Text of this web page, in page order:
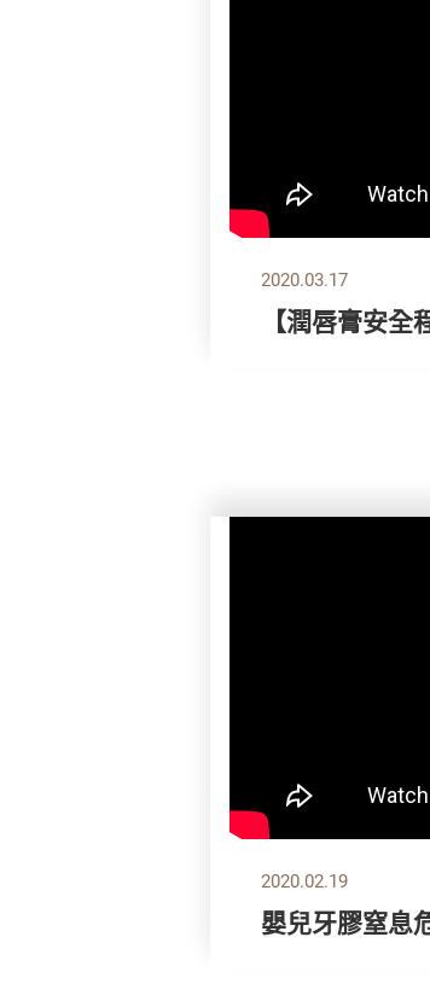
2020.03.17
【潤唇膏安全
2020.02.19
嬰兒牙膠窒息